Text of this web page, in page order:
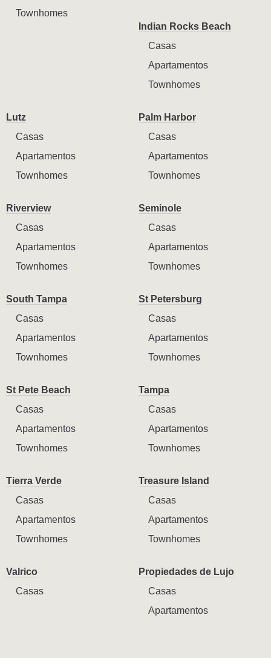
Townhomes
Indian Rocks Beach
Casas
Apartamentos
Townhomes
Lutz
Casas
Apartamentos
Townhomes
Palm Harbor
Casas
Apartamentos
Townhomes
Riverview
Casas
Apartamentos
Townhomes
Seminole
Casas
Apartamentos
Townhomes
South Tampa
Casas
Apartamentos
Townhomes
St Petersburg
Casas
Apartamentos
Townhomes
St Pete Beach
Casas
Apartamentos
Townhomes
Tampa
Casas
Apartamentos
Townhomes
Tierra Verde
Casas
Apartamentos
Townhomes
Treasure Island
Casas
Apartamentos
Townhomes
Valrico
Casas
Propiedades de Lujo
Casas
Apartamentos